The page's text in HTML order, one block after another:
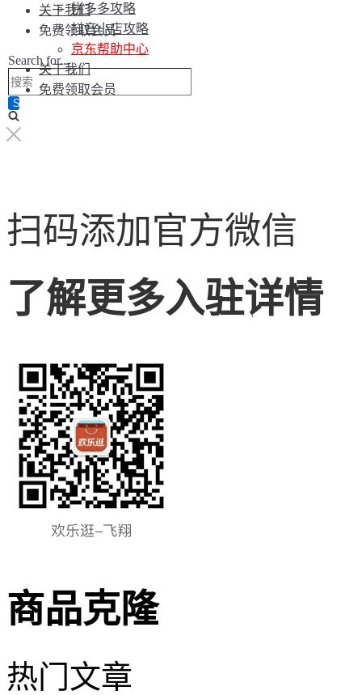
关于我们
免费领取会员
Search for...
拼多多攻略
抖音小店攻略
京东帮助中心
关于我们
免费领取会员
扫码添加官方微信
了解更多入驻详情
商品克隆
热门文章